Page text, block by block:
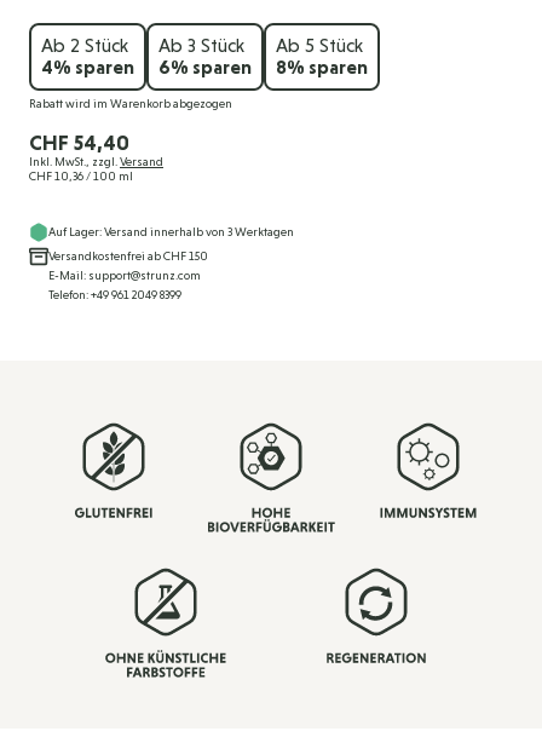
Ab 2 Stück
4% sparen
Ab 3 Stück
6% sparen
Ab 5 Stück
8% sparen
Rabatt wird im Warenkorb abgezogen
CHF 54,40
Inkl. MwSt., zzgl. Versand
CHF 10,36 / 100 ml
Auf Lager: Versand innerhalb von 3 Werktagen
Versandkostenfrei ab CHF 150
E-Mail: support@strunz.com
Telefon: +49 961 2049 8399